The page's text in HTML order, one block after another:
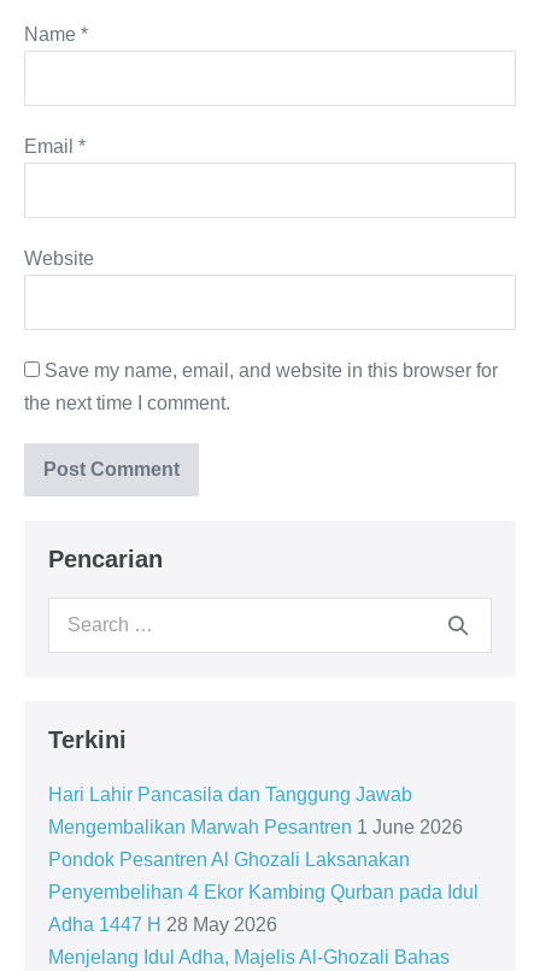
Name *
Email *
Website
Save my name, email, and website in this browser for
the next time I comment.
Pencarian
Search
Terkini
Hari Lahir Pancasila dan Tanggung Jawab
Mengembalikan Marwah Pesantren 1 June 2026
Pondok Pesantren Al Ghozali Laksanakan
Penyembelihan 4 Ekor Kambing Qurban pada Idul
Adha 1447 H 28 May 2026
Menjelang Idul Adha, Majelis Al-Ghozali Bahas